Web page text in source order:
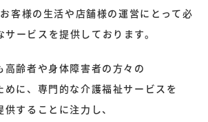
客様の生活や 店舗様の運営にとって必
サービスを提供しております。
高齢者や身体障害者の方々の
に、 専門的な介護福祉サービスを
供することに注力し、